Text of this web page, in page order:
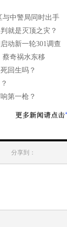
与中警局同时出手
就是灭顶之灾？
动新一轮301调查
蔡奇祸水东移
回生吗？
第一枪？
分享到：